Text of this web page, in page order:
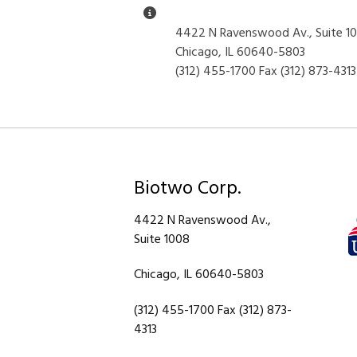
Información general
4422 N Ravenswood Av., Suite
Chicago, IL 60640-5803
(312) 455-1700 Fax (312) 873-4313
Biotwo Corp.
4422 N Ravenswood Av.,
Suite 1008
Chicago, IL 60640-5803
(312) 455-1700 Fax (312) 873-
4313